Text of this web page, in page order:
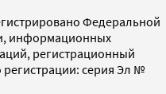
Федеральной
информационных
регистрационный
серия Эл №